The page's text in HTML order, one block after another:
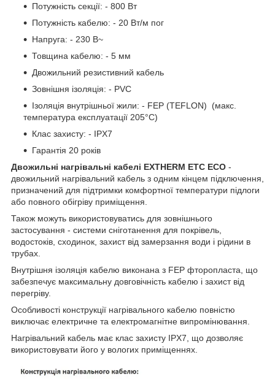
Потужність секції: - 800 Вт
Потужність кабелю: - 20 Вт/м пог
Напруга: - 230 В~
Товщина кабелю: - 5 мм
Двожильний резистивний кабель
Зовнішня ізоляція: - PVC
Ізоляція внутрішньої жили: - FEP (TEFLON) (макс.
температура експлуатації 205°С)
Клас захисту: - IPX7
Гарантія 20 років
Двожильні нагрівальні кабелі EXTHERM ЕТC ЕСО -
двожильний нагрівальний кабель з одним кінцем підключення,
призначений для підтримки комфортної температури підлоги
або повного обігріву приміщення.
Також можуть використовуватись для зовнішнього
застосування - системи сніготанення для покрівель,
водостоків, сходинок, захист від замерзання води і рідини в
трубах.
Внутрішня ізоляція кабелю виконана з FEP фторопласта, що
забезпечує максимальну довговічність кабелю і захист від
перегріву.
Особливості конструкції нагрівального кабелю повністю
виключає електричне та електромагнітне випромінювання.
Нагрівальний кабель має клас захисту IPX7, що дозволяє
використовувати його у вологих приміщеннях.